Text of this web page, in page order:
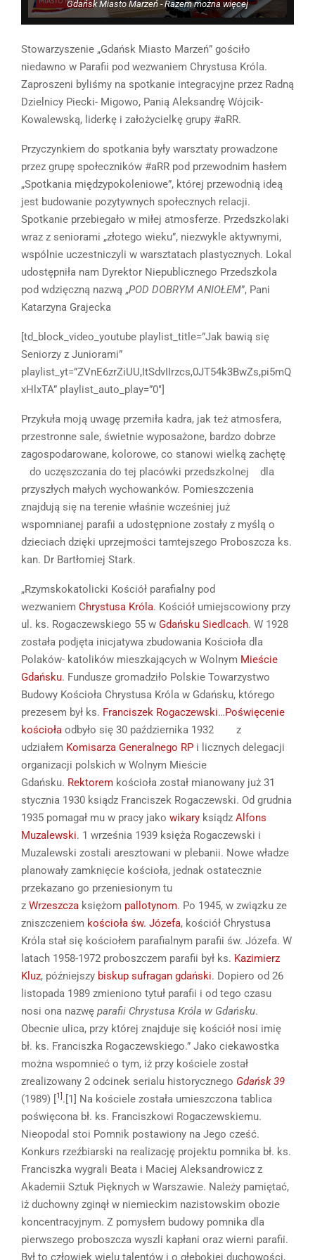
Gdańsk Miasto Marzeń - Razem można więcej
Stowarzyszenie „Gdańsk Miasto Marzeń” gościło
niedawno w Parafii pod wezwaniem Chrystusa Króla.
Zaproszeni byliśmy na spotkanie integracyjne przez Radną
Dzielnicy Piecki- Migowo, Panią Aleksandrę Wójcik-
Kowalewską, liderkę i założycielkę grupy #aRR.
Przyczynkiem do spotkania były warsztaty prowadzone
przez grupę społeczników #aRR pod przewodnim hasłem
„Spotkania międzypokoleniowe”, której przewodnią ideą
jest budowanie pozytywnych społecznych relacji.
Spotkanie przebiegało w miłej atmosferze. Przedszkolaki
wraz z seniorami „złotego wieku”, niezwykle aktywnymi,
wspólnie uczestniczyli w warsztatach plastycznych. Lokal
udostępniła nam Dyrektor Niepublicznego Przedszkola
pod wdzięczną nazwą „POD DOBRYM ANIOŁEM”, Pani
Katarzyna Grajecka
[td_block_video_youtube playlist_title=”Jak bawią się
Seniorzy z Juniorami”
playlist_yt=”ZVnE6zrZiUU,ItSdvIIrzcs,0JT54k3BwZs,pi5mQ
xHlxTA” playlist_auto_play=”0″]
Przykuła moją uwagę przemiła kadra, jak też atmosfera,
przestronne sale, świetnie wyposażone, bardzo dobrze
zagospodarowane, kolorowe, co stanowi wielką zachętę
do uczęszczania do tej placówki przedszkolnej dla
przyszłych małych wychowanków. Pomieszczenia
znajdują się na terenie właśnie wcześniej już
wspomnianej parafii a udostępnione zostały z myślą o
dzieciach dzięki uprzejmości tamtejszego Proboszcza ks.
kan. Dr Bartłomiej Stark.
„Rzymskokatolicki Kościół parafialny pod
wezwaniem Chrystusa Króla. Kościół umiejscowiony przy
ul. ks. Rogaczewskiego 55 w Gdańsku Siedlcach. W 1928
została podjęta inicjatywa zbudowania Kościoła dla
Polaków- katolików mieszkających w Wolnym Mieście
Gdańsku. Fundusze gromadziło Polskie Towarzystwo
Budowy Kościoła Chrystusa Króla w Gdańsku, którego
prezesem był ks. Franciszek Rogaczewski…Poświęcenie
kościoła odbyło się 30 października 1932 z
udziałem Komisarza Generalnego RP i licznych delegacji
organizacji polskich w Wolnym Mieście
Gdańsku. Rektorem kościoła został mianowany już 31
stycznia 1930 ksiądz Franciszek Rogaczewski. Od grudnia
1935 pomagał mu w pracy jako wikary ksiądz Alfons
Muzalewski. 1 września 1939 księża Rogaczewski i
Muzalewski zostali aresztowani w plebanii. Nowe władze
planowały zamknięcie kościoła, jednak ostatecznie
przekazano go przeniesionym tu
z Wrzeszcza księżom pallotynom. Po 1945, w związku ze
zniszczeniem kościoła św. Józefa, kościół Chrystusa
Króla stał się kościołem parafialnym parafii św. Józefa. W
latach 1958-1972 proboszczem parafii był ks. Kazimierz
Kluz, późniejszy biskup sufragan gdański. Dopiero od 26
listopada 1989 zmieniono tytuł parafii i od tego czasu
nosi ona nazwę parafii Chrystusa Króla w Gdańsku.
Obecnie ulica, przy której znajduje się kościół nosi imię
bł. ks. Franciszka Rogaczewskiego.” Jako ciekawostka
można wspomnieć o tym, iż przy kościele został
zrealizowany 2 odcinek serialu historycznego Gdańsk 39
(1989) [1] .[1] Na kościele została umieszczona tablica
poświęcona bł. ks. Franciszkowi Rogaczewskiemu.
Nieopodal stoi Pomnik postawiony na Jego cześć.
Konkurs rzeźbiarski na realizację projektu pomnika bł. ks.
Franciszka wygrali Beata i Maciej Aleksandrowicz z
Akademii Sztuk Pięknych w Warszawie. Należy pamiętać,
iż duchowny zginął w niemieckim nazistowskim obozie
koncentracyjnym. Z pomysłem budowy pomnika dla
pierwszego proboszcza wyszli kapłani oraz wierni parafii.
Był to człowiek wielu talentów i o głębokiej duchowości,